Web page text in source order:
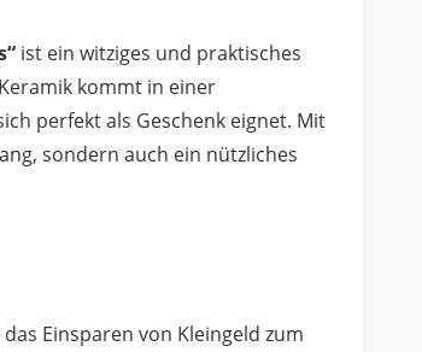
ist ein witziges und praktisches
kommt in einer
perfekt als Geschenk eignet. Mit
sondern auch ein nützliches
Einsparen von Kleingeld zum